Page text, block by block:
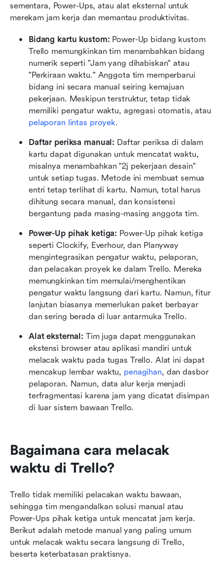
sementara, Power-Ups, atau alat eksternal untuk
merekam jam kerja dan memantau produktivitas.
Bidang kartu kustom: Power-Up bidang kustom
Trello memungkinkan tim menambahkan bidang
numerik seperti "Jam yang dihabiskan" atau
"Perkiraan waktu." Anggota tim memperbarui
bidang ini secara manual seiring kemajuan
pekerjaan. Meskipun terstruktur, tetap tidak
pelaporan lintas proyek.
Daftar periksa manual: Daftar periksa di dalam
kartu dapat digunakan untuk mencatat waktu,
misalnya menambahkan "2j pekerjaan desain"
untuk setiap tugas. Metode ini membuat semua
entri tetap terlihat di kartu. Namun, total harus
dihitung secara manual, dan konsistensi
bergantung pada masing-masing anggota tim.
Power-Up pihak ketiga: Power-Up pihak ketiga
seperti Clockify, Everhour, dan Planyway
mengintegrasikan pengatur waktu, pelaporan,
dan pelacakan proyek ke dalam Trello. Mereka
memungkinkan tim memulai/menghentikan
pengatur waktu langsung dari kartu. Namun, fitur
lanjutan biasanya memerlukan paket berbayar
dan sering berada di luar antarmuka Trello.
Alat eksternal: Tim juga dapat menggunakan
ekstensi browser atau aplikasi mandiri untuk
melacak waktu pada tugas Trello. Alat ini dapat
mencakup lembar waktu, penagihan, dan dasbor
pelaporan. Namun, data alur kerja menjadi
terfragmentasi karena jam yang dicatat disimpan
di luar sistem bawaan Trello.
Bagaimana cara melacak
waktu di Trello?
Trello tidak memiliki pelacakan waktu bawaan,
sehingga tim mengandalkan solusi manual atau
Power-Ups pihak ketiga untuk mencatat jam kerja.
Berikut adalah metode manual yang paling umum
untuk melacak waktu secara langsung di Trello,
beserta keterbatasan praktisnya.